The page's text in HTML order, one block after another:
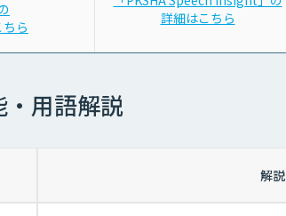
ら
詳細はこちら
・用語解説
解説